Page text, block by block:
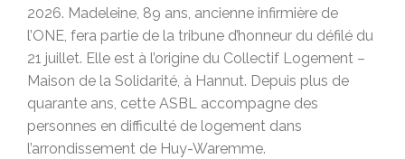
2026. Madeleine, 89 ans, ancienne infirmière de
l’ONE, fera partie de la tribune d’honneur du défilé du
21 juillet. Elle est à l’origine du Collectif Logement –
Maison de la Solidarité, à Hannut. Depuis plus de
quarante ans, cette ASBL accompagne des
personnes en difficulté de logement dans
l’arrondissement de Huy-Waremme.